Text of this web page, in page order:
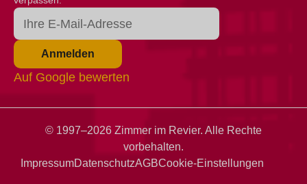
Anmelden
Auf Google bewerten
© 1997–2026 Zimmer im Revier. Alle Rechte
vorbehalten.
ImpressumDatenschutzAGBCookie-Einstellungen